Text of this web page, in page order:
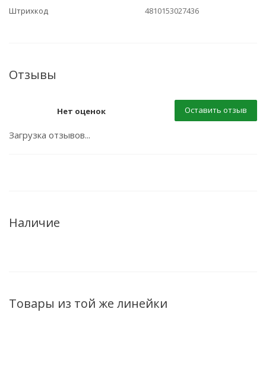
Штрихкод
4810153027436
Отзывы
Нет оценок Оставить отзыв
Загрузка отзывов...
Наличие
Товары из той же линейки